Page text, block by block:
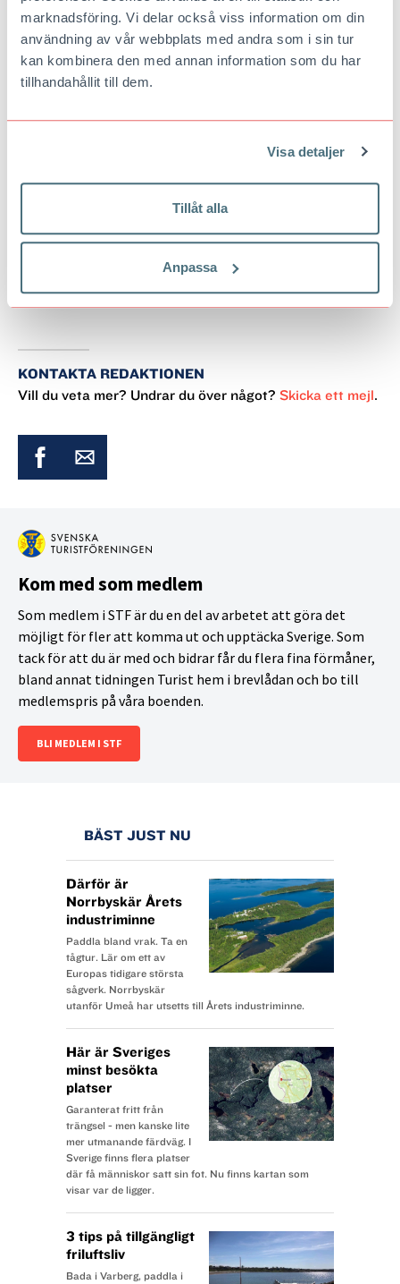
marknadsföring. Vi delar också viss information om din
användning av vår webbplats med andra som i sin tur
kan kombinera den med annan information som du har
tillhandahållit till dem.
Visa detaljer
Tillåt alla
Anpassa
mångårigt arbete med kulturfrågor, bland annat
inom museisektorn, både nationellt och
internationellt. Har sedan barnsben upptäckt
Sverige med hjälp av STF:s verksamhet.
Grövelsjöns fjällstation i Dalafjällen.
kansli i Stockholm med frågor kring
medlemsdemokrati och ideellt engagemang.
Publicerad5 maj 2024
KONTAKTA REDAKTIONEN
Vill du veta mer? Undrar du över något? Skicka ett mejl.
Kom med som medlem
Som medlem i STF är du en del av arbetet att göra det
möjligt för fler att komma ut och upptäcka Sverige. Som
tack för att du är med och bidrar får du flera fina förmåner,
bland annat tidningen Turist hem i brevlådan och bo till
medlemspris på våra boenden.
BLI MEDLEM I STF
BÄST JUST NU
Därför är
Norrbyskär Årets
industriminne
Paddla bland vrak. Ta en
tågtur. Lär om ett av
Europas tidigare största
sågverk. Norrbyskär
utanför Umeå har utsetts till Årets industriminne.
Här är Sveriges
minst besökta
platser
Garanterat fritt från
trängsel - men kanske lite
mer utmanande färdväg. I
Sverige finns flera platser
där få människor satt sin fot. Nu finns kartan som
visar var de ligger.
3 tips på tillgängligt
friluftsliv
Bada i Varberg, paddla i